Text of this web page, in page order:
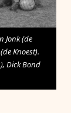
Jonk (de
Knoest).
Dick Bond